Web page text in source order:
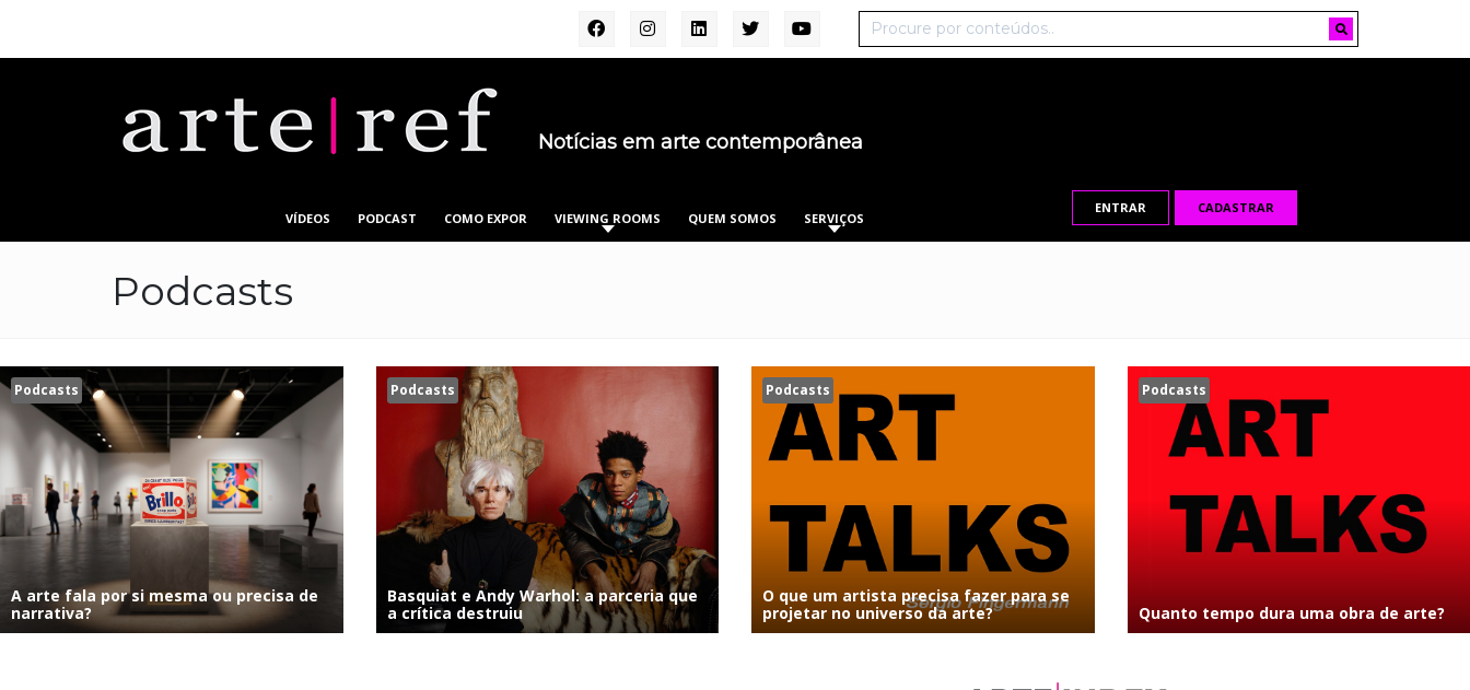
Notícias em arte contemporânea
VÍDEOS PODCAST COMO EXPOR VIEWING ROOMS QUEM SOMOS SERVIÇOS
ENTRAR CADASTRAR
Podcasts
Podcasts
A arte fala por si mesma ou precisa de
narrativa?
Podcasts
Basquiat e Andy Warhol: a parceria que
a crítica destruiu
Podcasts
O que um artista precisa fazer para se
projetar no universo da arte?
Podcasts
Quanto tempo dura uma obra de arte?